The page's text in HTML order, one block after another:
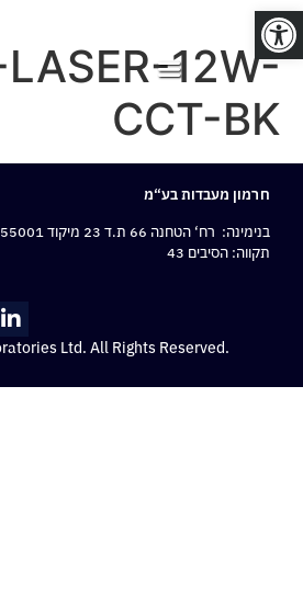
פתח סרגל נגישות
12W-
CCT-BK
חרמון מעבדות בע“מ
בנימינה: רח‘ הטחנה 66 ת.ד 23 מיקוד 3055001,
תקווה: הסיבים 43
Ltd. All Rights Reserved.